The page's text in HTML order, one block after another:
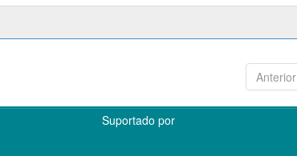
Anterior
Suportado por